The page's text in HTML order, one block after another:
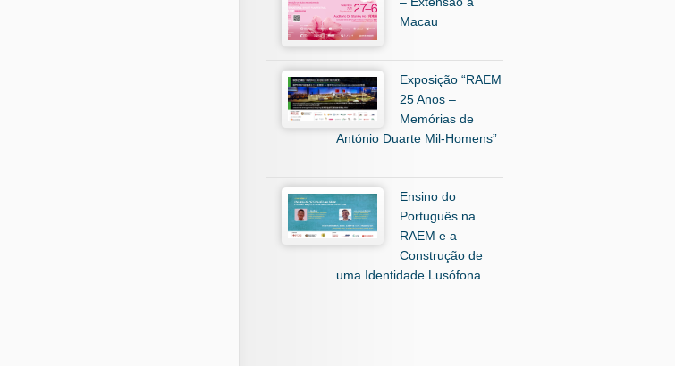
Macau
Exposição “RAEM
25 Anos –
Memórias de
António Duarte Mil-Homens”
Ensino do
Português na
RAEM e a
Construção de
uma Identidade Lusófona